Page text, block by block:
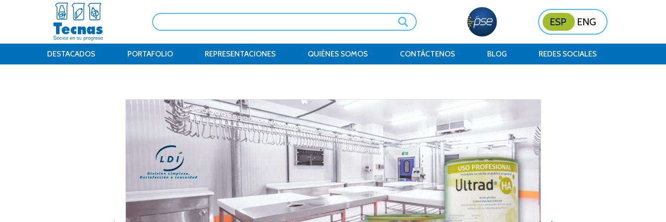
ESP ENG
DESTACADOS PORTAFOLIO REPRESENTACIONES QUIÉNES SOMOS CONTÁCTENOS BLOG REDES SOCIALES